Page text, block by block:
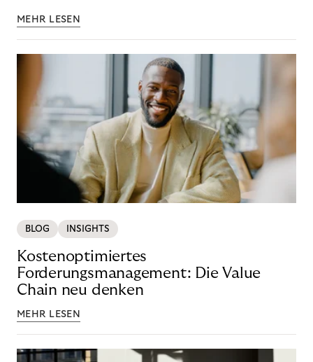
MEHR LESEN
BLOG INSIGHTS
Kostenoptimiertes
Forderungsmanagement: Die Value
Chain neu denken
MEHR LESEN